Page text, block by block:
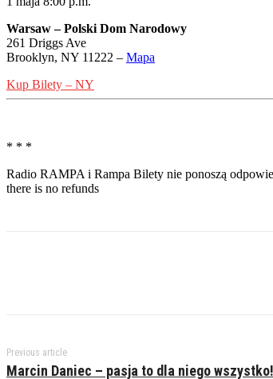
Warsaw – Polski Dom Narodowy
261 Driggs Ave
Brooklyn, NY 11222 – Mapa
Kup Bilety – NY
* * *
Radio RAMPA i Rampa Bilety nie ponoszą
there is no refunds
Previous article
Marcin Daniec – pasja to dla niego wszystko!